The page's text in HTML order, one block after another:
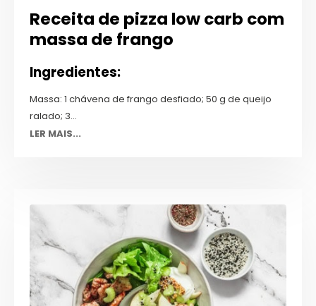
Receita de pizza low carb com
massa de frango
Ingredientes:
Massa: 1 chávena de frango desfiado; 50 g de queijo
ralado; 3...
LER MAIS...